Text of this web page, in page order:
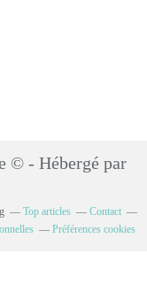
© - Hébergé par
Top articles
Contact
Préférences cookies